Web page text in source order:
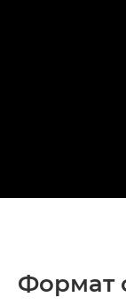
Формат